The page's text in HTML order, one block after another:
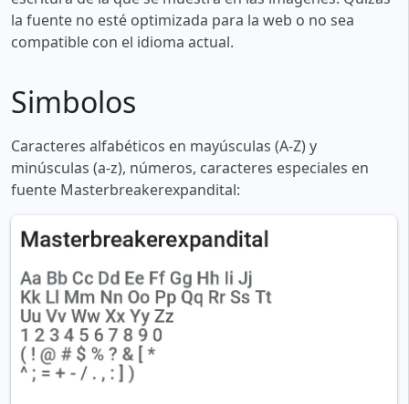
la fuente no esté optimizada para la web o no sea
compatible con el idioma actual.
Simbolos
Caracteres alfabéticos en mayúsculas (A-Z) y
minúsculas (a-z), números, caracteres especiales en
fuente Masterbreakerexpandital: